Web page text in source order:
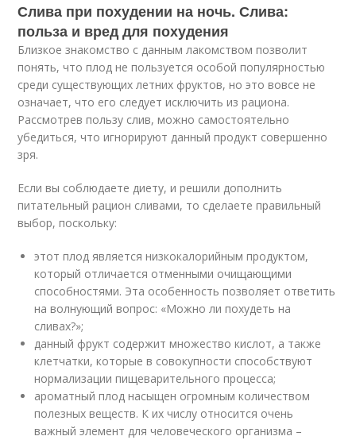
Слива при похудении на ночь. Слива:
польза и вред для похудения
Близкое знакомство с данным лакомством позволит
понять, что плод не пользуется особой популярностью
среди существующих летних фруктов, но это вовсе не
означает, что его следует исключить из рациона.
Рассмотрев пользу слив, можно самостоятельно
убедиться, что игнорируют данный продукт совершенно
зря.
Если вы соблюдаете диету, и решили дополнить
питательный рацион сливами, то сделаете правильный
выбор, поскольку:
этот плод является низкокалорийным продуктом,
который отличается отменными очищающими
способностями. Эта особенность позволяет ответить
на волнующий вопрос: «Можно ли похудеть на
сливах?»;
данный фрукт содержит множество кислот, а также
клетчатки, которые в совокупности способствуют
нормализации пищеварительного процесса;
ароматный плод насыщен огромным количеством
полезных веществ. К их числу относится очень
важный элемент для человеческого организма –